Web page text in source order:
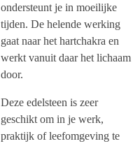
ondersteunt je in moeilijke
tijden. De helende werking
gaat naar het hartchakra en
werkt vanuit daar het lichaam
door.
Deze edelsteen is zeer
geschikt om in je werk,
praktijk of leefomgeving te